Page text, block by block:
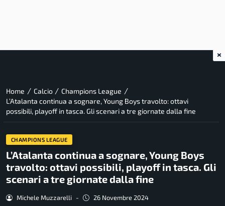
Home / Calcio / Champions League /
L’Atalanta continua a sognare, Young Boys travolto: ottavi
possibili, playoff in tasca. Gli scenari a tre giornate dalla fine
CHAMPIONS LEAGUE
L’Atalanta continua a sognare, Young Boys
travolto: ottavi possibili, playoff in tasca. Gli
scenari a tre giornate dalla fine
Michele Muzzarelli - 26 Novembre 2024
×